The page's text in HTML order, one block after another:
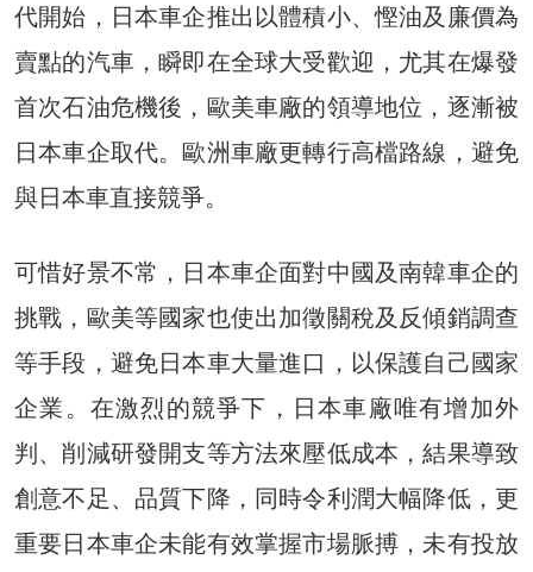
代開始，日本車企推出以體積小、慳油及廉價為
賣點的汽車，瞬即在全球大受歡迎，尤其在爆發
首次石油危機後，歐美車廠的領導地位，逐漸被
日本車企取代。歐洲車廠更轉行高檔路線，避免
與日本車直接競爭。
可惜好景不常，日本車企面對中國及南韓車企的
挑戰，歐美等國家也使出加徵關稅及反傾銷調查
等手段，避免日本車大量進口，以保護自己國家
企業。在激烈的競爭下，日本車廠唯有增加外
判、削減研發開支等方法來壓低成本，結果導致
創意不足、品質下降，同時令利潤大幅降低，更
重要日本車企未能有效掌握市場脈搏，未有投放